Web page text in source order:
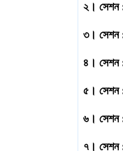
২। সেশন :
৩। সেশন
৪। সেশন
৫। সেশন
৬। সেশন :
৭। সেশন